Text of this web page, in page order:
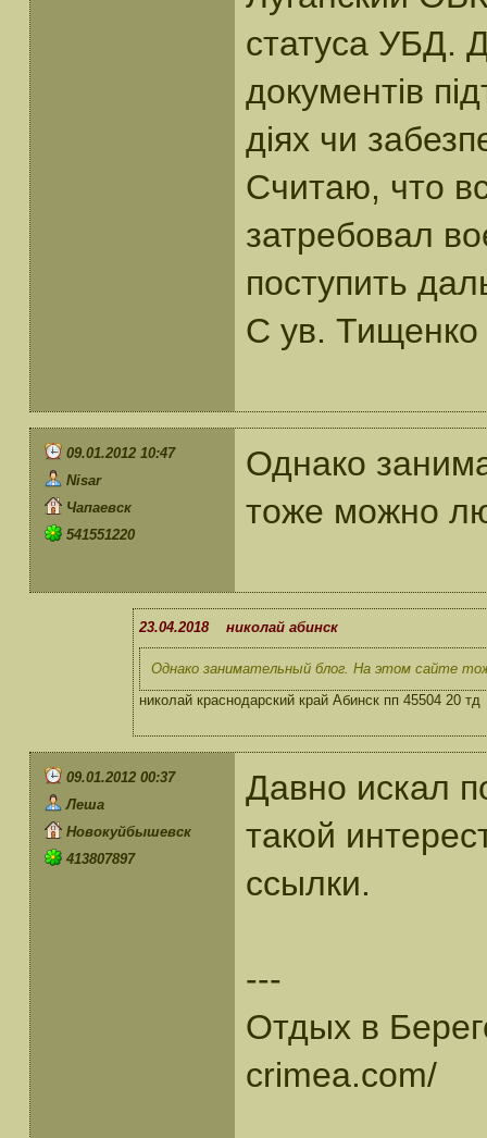
статуса УБД.
документів
діях чи
Считаю, что
затребовал
поступить
С ув.
09.01.2012 10:47
Nisar
Чапаевск
541551220
Однако
тоже можно
23.04.2018 николай абинск
Однако занимательный блог. На этом сайте
николай краснодарский край Абинск пп 45504 20 тд
09.01.2012 00:37
Леша
Новокуйбышевск
413807897
Давно искал
такой
ссылки.
---
Отдых в
crimea.com/